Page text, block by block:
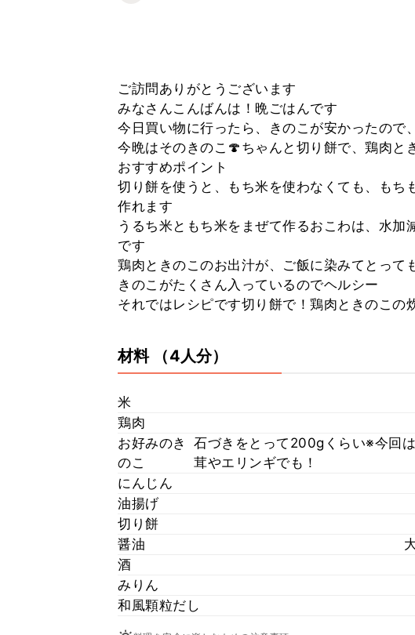
ご訪問ありがとうございます
みなさんこんばんは！晩ごはんです
今日買い物に行ったら、きのこが安かったので
今晩はそのきのこ🍄ちゃんと切り餅で、鶏肉と
おすすめポイント
切り餅を使うと、もち米を使わなくても、もち
作れます
うるち米ともち米をまぜて作るおこわは、水加
です
鶏肉ときのこのお出汁が、ご飯に染みてとって
きのこがたくさん入っているのでヘルシー
それではレシピです切り餅で！鶏肉ときのこの
材料 （4人分）
米
鶏肉
お好みのき
のこ
石づきをとって200gくらい※今回
茸やエリンギでも！
にんじん
油揚げ
切り餅
醤油
酒
みりん
和風顆粒だし